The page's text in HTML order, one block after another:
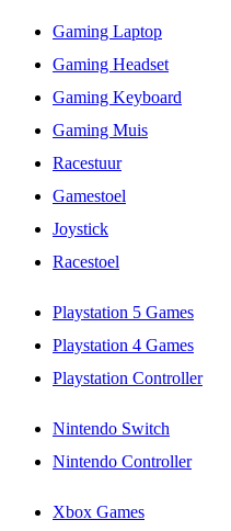
Gaming Laptop
Gaming Headset
Gaming Keyboard
Gaming Muis
Racestuur
Gamestoel
Joystick
Racestoel
Playstation 5 Games
Playstation 4 Games
Playstation Controller
Nintendo Switch
Nintendo Controller
Xbox Games